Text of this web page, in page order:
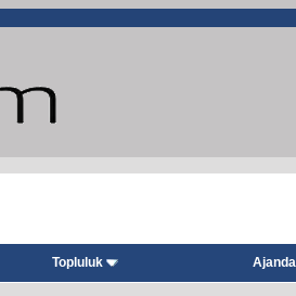
Topluluk Ajanda